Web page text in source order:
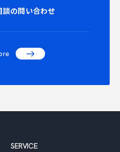
談の問い合わせ
SERVICE